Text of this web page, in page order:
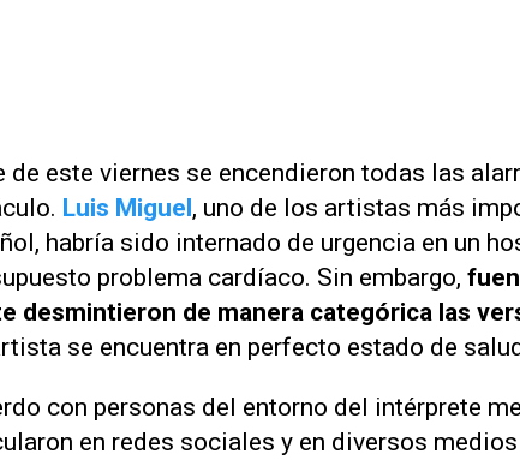
de este viernes se encendieron todas las
Luis Miguel, uno de los artistas más
habría sido internado de urgencia en un
problema cardíaco. Sin embargo,
desmintieron de manera categórica las
se encuentra en perfecto estado de
con personas del entorno del intérprete
en redes sociales y en diversos